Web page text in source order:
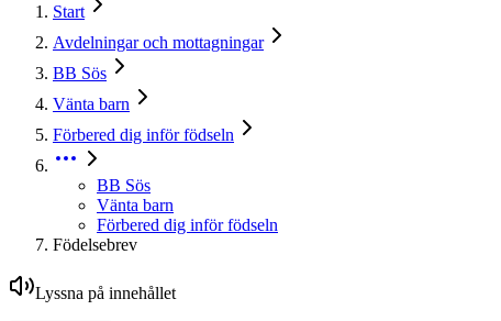
Start
Avdelningar och mottagningar
BB Sös
Vänta barn
Förbered dig inför födseln
BB Sös
Vänta barn
Förbered dig inför födseln
Födelsebrev
Lyssna på innehållet